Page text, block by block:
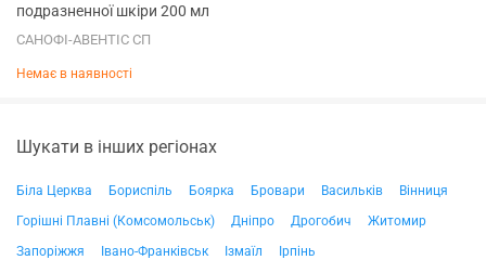
подразненної шкіри 200 мл
САНОФІ-АВЕНТІС СП
Немає в наявності
Шукати в інших регіонах
Біла Церква Бориспіль Боярка Бровари Васильків
Вінниця
Горішні Плавні (Комсомольськ)
Дніпро Дрогобич
Житомир
Запоріжжя
Івано-Франківськ Ізмаїл
Ірпінь